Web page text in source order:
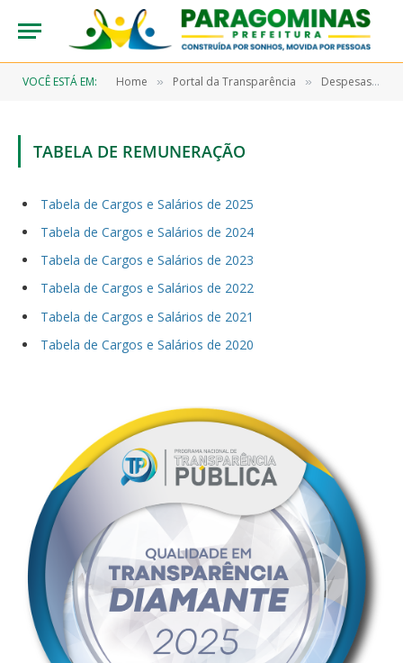
VOCÊ ESTÁ EM: Home » Portal da Transparência » Despesas com Pessoal
TABELA DE REMUNERAÇÃO
Tabela de Cargos e Salários de 2025
Tabela de Cargos e Salários de 2024
Tabela de Cargos e Salários de 2023
Tabela de Cargos e Salários de 2022
Tabela de Cargos e Salários de 2021
Tabela de Cargos e Salários de 2020